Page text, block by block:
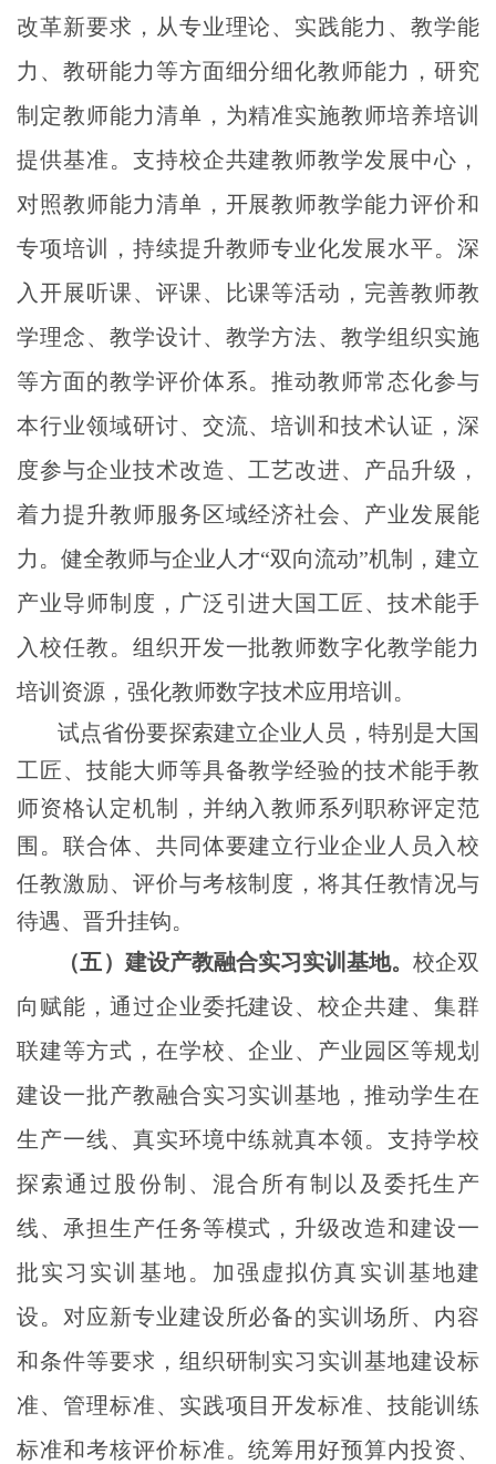
改革新要求，从专业理论、实践能力、教学能
力、教研能力等方面细分细化教师能力，研究
制定教师能力清单，为精准实施教师培养培训
提供基准。支持校企共建教师教学发展中心，
对照教师能力清单，开展教师教学能力评价和
专项培训，持续提升教师专业化发展水平。深
入开展听课、评课、比课等活动，完善教师教
学理念、教学设计、教学方法、教学组织实施
等方面的教学评价体系。推动教师常态化参与
本行业领域研讨、交流、培训和技术认证，深
度参与企业技术改造、工艺改进、产品升级，
着力提升教师服务区域经济社会、产业发展能
力。健全教师与企业人才“双向流动”机制，建立
产业导师制度，广泛引进大国工匠、技术能手
入校任教。组织开发一批教师数字化教学能力
培训资源，强化教师数字技术应用培训。
试点省份要探索建立企业人员，特别是大国
工匠、技能大师等具备教学经验的技术能手教
师资格认定机制，并纳入教师系列职称评定范
围。联合体、共同体要建立行业企业人员入校
任教激励、评价与考核制度，将其任教情况与
待遇、晋升挂钩。
（五）建设产教融合实习实训基地。 校企双
向赋能，通过企业委托建设、校企共建、集群
联建等方式，在学校、企业、产业园区等规划
建设一批产教融合实习实训基地，推动学生在
生产一线、真实环境中练就真本领。支持学校
探索通过股份制、混合所有制以及委托生产
线、承担生产任务等模式，升级改造和建设一
批实习实训基地。加强虚拟仿真实训基地建
设。对应新专业建设所必备的实训场所、内容
和条件等要求，组织研制实习实训基地建设标
准、管理标准、实践项目开发标准、技能训练
标准和考核评价标准。统筹用好预算内投资、